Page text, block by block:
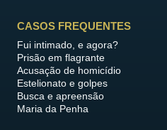
CASOS FREQUENTES
Fui intimado, e agora?
Prisão em flagrante
Acusação de homicídio
Estelionato e golpes
Busca e apreensão
Maria da Penha